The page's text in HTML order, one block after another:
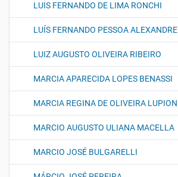
LUIS FERNANDO DE LIMA RONCHI
LUÍS FERNANDO PESSOA ALEXANDRE
LUIZ AUGUSTO OLIVEIRA RIBEIRO
MARCIA APARECIDA LOPES BENASSI
MARCIA REGINA DE OLIVEIRA LUPION
MARCIO AUGUSTO ULIANA MACELLA
MARCIO JOSÉ BULGARELLI